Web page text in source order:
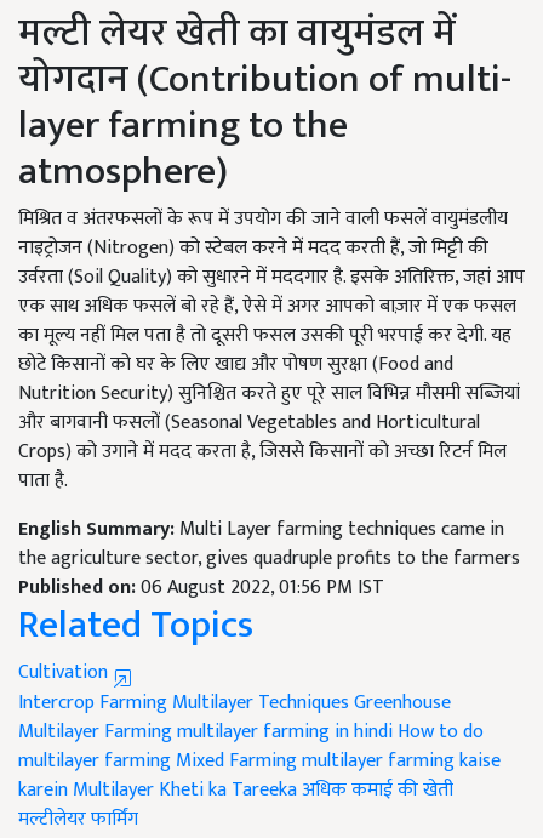
मल्टी लेयर खेती का वायुमंडल में
योगदान (Contribution of multi-
layer farming to the
atmosphere)
मिश्रित व अंतरफसलों के रूप में उपयोग की जाने वाली फसलें वायुमंडलीय
नाइट्रोजन (Nitrogen) को स्टेबल करने में मदद करती हैं, जो मिट्टी की
उर्वरता (Soil Quality) को सुधारने में मददगार है. इसके अतिरिक्त, जहां आप
एक साथ अधिक फसलें बो रहे हैं, ऐसे में अगर आपको बाज़ार में एक फसल
का मूल्य नहीं मिल पता है तो दूसरी फसल उसकी पूरी भरपाई कर देगी. यह
छोटे किसानों को घर के लिए खाद्य और पोषण सुरक्षा (Food and
Nutrition Security) सुनिश्चित करते हुए पूरे साल विभिन्न मौसमी सब्जियां
और बागवानी फसलों (Seasonal Vegetables and Horticultural
Crops) को उगाने में मदद करता है, जिससे किसानों को अच्छा रिटर्न मिल
पाता है.
English Summary:Multi Layer farming techniques came in
the agriculture sector, gives quadruple profits to the farmers
Published on:06 August 2022, 01:56 PM IST
Related Topics
Cultivation
Intercrop FarmingMultilayer TechniquesGreenhouse
Multilayer Farmingmultilayer farming in hindiHow to do
multilayer farmingMixed Farmingmultilayer farming kaise
kareinMultilayer Kheti ka Tareekaअधिक कमाई की खेती
मल्टीलेयर फार्मिंग